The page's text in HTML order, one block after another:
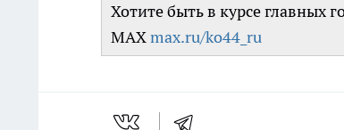
Хотите быть в курсе главных
MAXmax.ru/ko44_ru